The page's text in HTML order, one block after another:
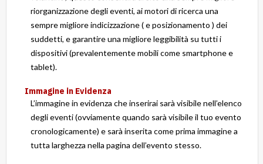
riorganizzazione degli eventi, ai motori di ricerca una
sempre migliore indicizzazione ( e posizionamento ) dei
suddetti, e garantire una migliore leggibilità su tutti i
dispositivi (prevalentemente mobili come smartphone e
tablet).
Immagine in Evidenza
L’immagine in evidenza che inserirai sarà visibile nell’elenco
degli eventi (ovviamente quando sarà visibile il tuo evento
cronologicamente) e sarà inserita come prima immagine a
tutta larghezza nella pagina dell’evento stesso.